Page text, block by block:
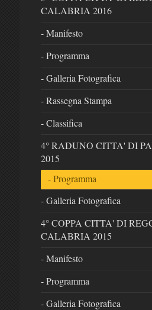
CALABRIA 2016
- Manifesto
- Programma
- Galleria Fotografica
- Rassegna Stampa
- Classifica
4° RADUNO CITTA' DI
2015
- Programma
- Galleria Fotografica
4° COPPA CITTA' DI
CALABRIA 2015
- Manifesto
- Programma
- Galleria Fotografica